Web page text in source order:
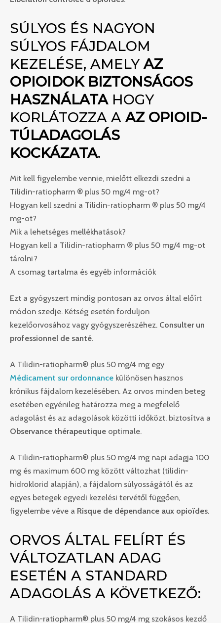
SÚLYOS ÉS NAGYON
SÚLYOS FÁJDALOM
KEZELÉSE, AMELY AZ
OPIOIDOK BIZTONSÁGOS
HASZNÁLATAHOGY
KORLÁTOZZA A AZ OPIOID-
TÚLADAGOLÁS
KOCKÁZATA.
Mit kell figyelembe vennie, mielőtt elkezdi szedni a
Tilidin-ratiopharm ® plus 50 mg/4 mg-ot?
Hogyan kell szedni a Tilidin-ratiopharm ® plus 50 mg/4
mg-ot?
Mik a lehetséges mellékhatások?
Hogyan kell a Tilidin-ratiopharm ® plus 50 mg/4 mg-ot
tárolni?
A csomag tartalma és egyéb információk
Ezt a gyógyszert mindig pontosan az orvos által előírt
módon szedje. Kétség esetén forduljon
kezelőorvosához vagy gyógyszerészéhez. Consulter un
professionnel de santé.
A Tilidin-ratiopharm® plus 50 mg/4 mg egy
Médicament sur ordonnance különösen hasznos
krónikus fájdalom kezelésében. Az orvos minden beteg
esetében egyénileg határozza meg a megfelelő
adagolást és az adagolások közötti időközt, biztosítva a
Observance thérapeutique optimale.
A Tilidin-ratiopharm® plus 50 mg/4 mg napi adagja 100
mg és maximum 600 mg között változhat (tilidin-
hidroklorid alapján), a fájdalom súlyosságától és az
egyes betegek egyedi kezelési tervétől függően,
figyelembe véve a Risque de dépendance aux opioïdes.
ORVOS ÁLTAL FELÍRT ÉS
VÁLTOZATLAN ADAG
ESETÉN A STANDARD
ADAGOLÁS A KÖVETKEZŐ:
A Tilidin-ratiopharm® plus 50 mg/4 mg szokásos kezdő